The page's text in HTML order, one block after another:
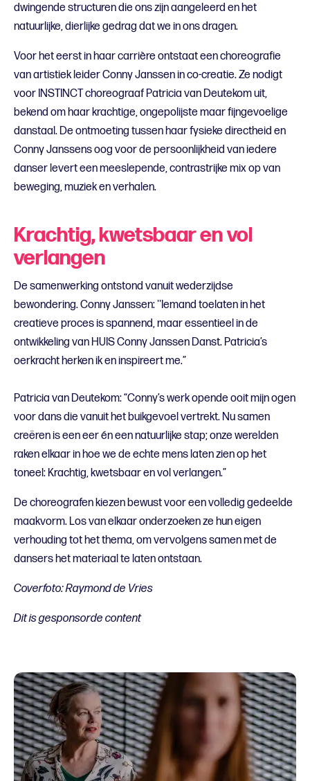
dwingende structuren die ons zijn aangeleerd en het
natuurlijke, dierlijke gedrag dat we in ons dragen.
Voor het eerst in haar carrière ontstaat een choreografie
van artistiek leider Conny Janssen in co-creatie. Ze nodigt
voor INSTINCT choreograaf Patricia van Deutekom uit,
bekend om haar krachtige, ongepolijste maar fijngevoelige
danstaal. De ontmoeting tussen haar fysieke directheid en
Conny Janssens oog voor de persoonlijkheid van iedere
danser levert een meeslepende, contrastrijke mix op van
beweging, muziek en verhalen.
Krachtig, kwetsbaar en vol
verlangen
De samenwerking ontstond vanuit wederzijdse
bewondering. Conny Janssen: ''Iemand toelaten in het
creatieve proces is spannend, maar essentieel in de
ontwikkeling van HUIS Conny Janssen Danst. Patricia’s
oerkracht herken ik en inspireert me.”
Patricia van Deutekom: “Conny’s werk opende ooit mijn ogen
voor dans die vanuit het buikgevoel vertrekt. Nu samen
creëren is een eer én een natuurlijke stap; onze werelden
raken elkaar in hoe we de echte mens laten zien op het
toneel: Krachtig, kwetsbaar en vol verlangen.”
De choreografen kiezen bewust voor een volledig gedeelde
maakvorm. Los van elkaar onderzoeken ze hun eigen
verhouding tot het thema, om vervolgens samen met de
dansers het materiaal te laten ontstaan.
Coverfoto: Raymond de Vries
Dit is gesponsorde content